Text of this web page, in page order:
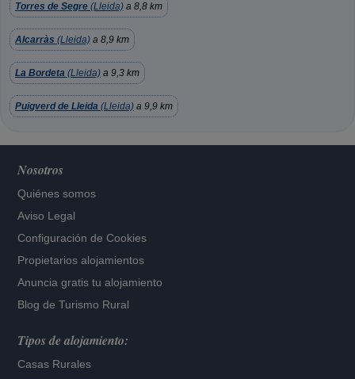
Torres de Segre (Lleida) a 8,8 km
Alcarràs (Lleida) a 8,9 km
La Bordeta (Lleida) a 9,3 km
Puigverd de Lleida (Lleida) a 9,9 km
Nosotros
Quiénes somos
Aviso Legal
Configuración de Cookies
Propietarios alojamientos
Anuncia gratis tu alojamiento
Blog de Turismo Rural
Tipos de alojamiento:
Casas Rurales